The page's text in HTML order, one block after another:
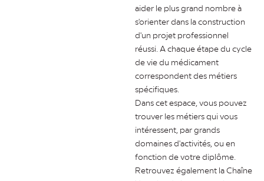
aider le plus grand nombre à
s'orienter dans la construction
d'un projet professionnel
réussi. A chaque étape du cycle
de vie du médicament
correspondent des métiers
spécifiques.
Dans cet espace, vous pouvez
trouver les métiers qui vous
intéressent, par grands
domaines d'activités, ou en
fonction de votre diplôme.
Retrouvez également la Chaîne